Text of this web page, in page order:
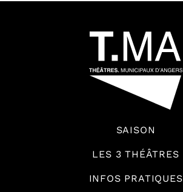
SAISON
LES 3 THÉÂTRES
INFOS PRATIQUES